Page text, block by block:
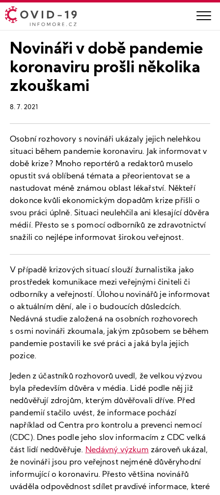
Novináři v době pandemie
koronaviru prošli několika
zkouškami
8. 7. 2021
Osobní rozhovory s novináři ukázaly jejich nelehkou
situaci během pandemie koronaviru. Jak informovat v
době krize? Mnoho reportérů a redaktorů muselo
opustit svá oblíbená témata a přeorientovat se a
nastudovat méně známou oblast lékařství. Někteří
dokonce kvůli ekonomickým dopadům krize přišli o
svou práci úplně. Situaci neulehčila ani klesající důvěra
médií. Přesto se s pomocí odborníků ze zdravotnictví
snažili co nejlépe informovat širokou veřejnost.
V případě krizových situací slouží žurnalistika jako
prostředek komunikace mezi veřejnými činiteli či
odborníky a veřejností. Úlohou novinářů je informovat
o aktuálním dění, ale i o budoucích důsledcích.
Nedávná studie založená na osobních rozhovorech
s osmi novináři zkoumala, jakým způsobem se během
pandemie postavili ke své práci a jaká byla jejich
pozice.
Jeden z účastníků rozhovorů uvedl, že velkou výzvou
byla především důvěra v média. Lidé podle něj již
nedůvěřují zdrojům, kterým důvěřovali dříve. Před
pandemií stačilo uvést, že informace pochází
například od Centra pro kontrolu a prevenci nemocí
(CDC). Dnes podle jeho slov informacím z CDC velká
část lidí nedůvěřuje. Nedávný výzkum zároveň ukázal,
že novináři jsou pro veřejnost nejméně důvěryhodní
informující o koronaviru. Přesto většina novinářů
uváděla odpovědnost sdílet pravdivé informace, které